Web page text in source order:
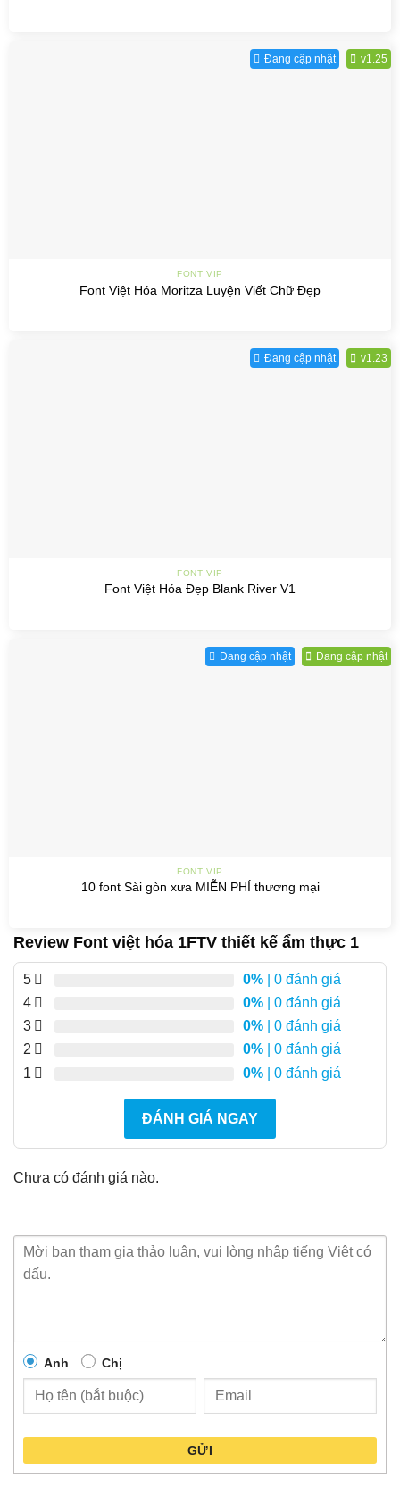
Đang cập nhật v1.25
FONT VIP
Font Việt Hóa Moritza Luyện Viết Chữ Đẹp
Đang cập nhật v1.23
FONT VIP
Font Việt Hóa Đẹp Blank River V1
Đang cập nhật Đang cập nhật
FONT VIP
10 font Sài gòn xưa MIỄN PHÍ thương mại
Review Font việt hóa 1FTV thiết kế ẩm thực 1
5 0% | 0 đánh giá
4
0% | 0 đánh giá
3
0% | 0 đánh giá
2
0% | 0 đánh giá
1
0% | 0 đánh giá
ĐÁNH GIÁ NGAY
Chưa có đánh giá nào.
Anh Chị
GỬI